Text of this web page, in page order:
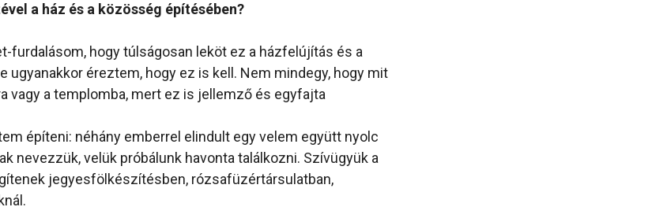
a ház és a közösség építésében?
furdalásom, hogy túlságosan leköt ez a házfelújítás és a
ugyanakkor éreztem, hogy ez is kell. Nem mindegy, hogy mit
vagy a templomba, mert ez is jellemző és egyfajta
építeni: néhány emberrel elindult egy velem együtt nyolc
nevezzük, velük próbálunk havonta találkozni. Szívügyük a
jegyesfölkészítésben, rózsafüzértársulatban,